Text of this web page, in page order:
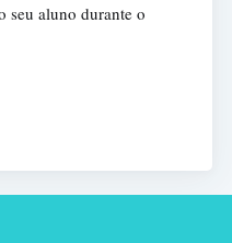
seu aluno durante o